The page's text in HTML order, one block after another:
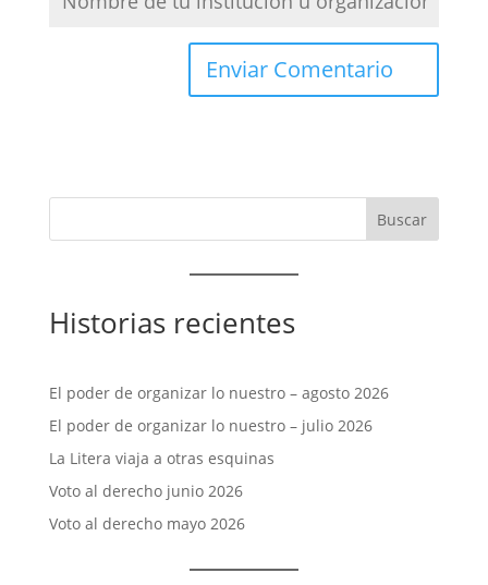
Historias recientes
El poder de organizar lo nuestro – agosto 2026
El poder de organizar lo nuestro – julio 2026
La Litera viaja a otras esquinas
Voto al derecho junio 2026
Voto al derecho mayo 2026